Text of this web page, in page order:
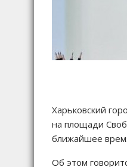
Харьковский
на площади
ближайшее
Об этом